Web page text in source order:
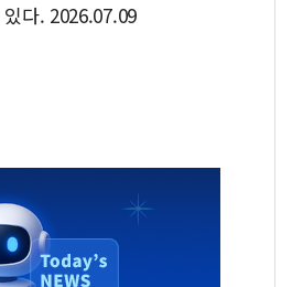
다. 2026.07.09